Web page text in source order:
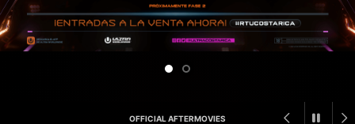
OFFICIAL AFTERMOVIES